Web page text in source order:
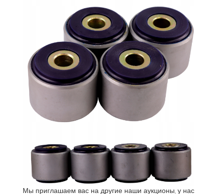
Мы приглашаем вас на другие наши аукционы, у нас